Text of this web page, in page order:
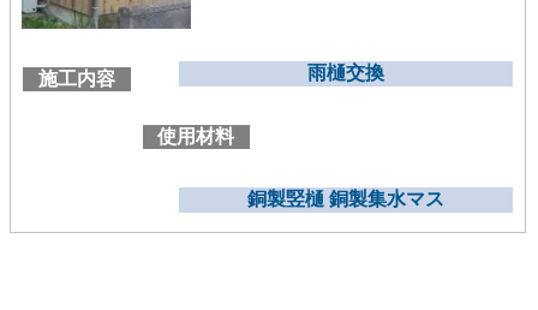
施工内容 雨樋交換
使用材料
銅製竪樋 銅製集水マス